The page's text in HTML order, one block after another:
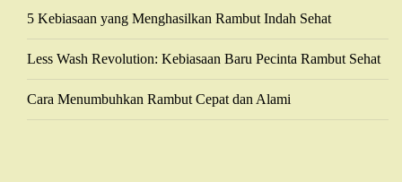
5 Kebiasaan yang Menghasilkan Rambut Indah Sehat
Less Wash Revolution: Kebiasaan Baru Pecinta Rambut Sehat
Cara Menumbuhkan Rambut Cepat dan Alami